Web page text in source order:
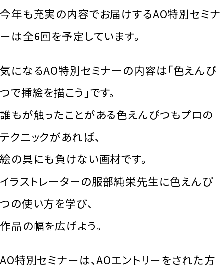
今年も充実の内容でお届けするAO特別セミナ
ーは全6回を予定しています。
気になるAO特別セミナーの内容は「色えんぴ
つで挿絵を描こう」です。
誰もが触ったことがある色えんぴつもプロの
テクニックがあれば、
絵の具にも負けない画材です。
イラストレーターの服部純栄先生に色えんぴ
つの使い方を学び、
作品の幅を広げよう。
AO特別セミナーは、AOエントリーをされた方